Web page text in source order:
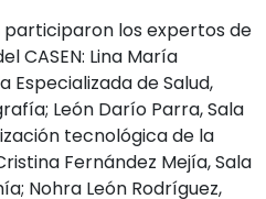
los expertos de
CASEN: Lina María
Especializada de Salud,
León Darío Parra, Sala
tecnológica de la
Fernández Mejía, Sala
Nohra León Rodríguez,